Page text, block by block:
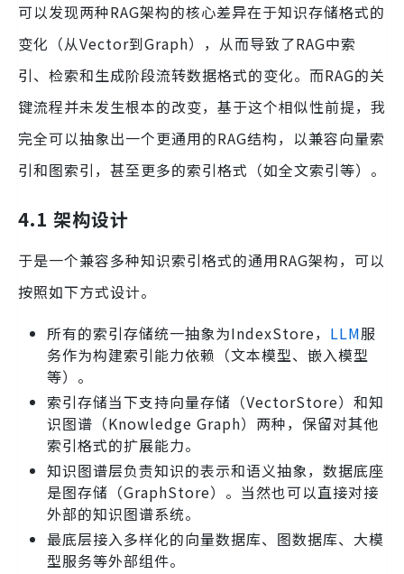
可以发现两种RAG架构的核心差异在于知识存储格式的
变化（从Vector到Graph），从而导致了RAG中索
引、检索和生成阶段流转数据格式的变化。而RAG的关
键流程并未发生根本的改变，基于这个相似性前提，我
完全可以抽象出一个更通用的RAG结构，以兼容向量索
引和图索引，甚至更多的索引格式（如全文索引等）。
4.1 架构设计
于是一个兼容多种知识索引格式的通用RAG架构，可以
按照如下方式设计。
所有的索引存储统一抽象为IndexStore， LLM服
务作为构建索引能力依赖（文本模型、嵌入模型
等）。
索引存储当下支持向量存储（VectorStore）和知
识图谱（Knowledge Graph）两种，保留对其他
索引格式的扩展能力。
知识图谱层负责知识的表示和语义抽象，数据底座
是图存储（GraphStore）。当然也可以直接对接
外部的知识图谱系统。
最底层接入多样化的向量数据库、图数据库、大模
型服务等外部组件。